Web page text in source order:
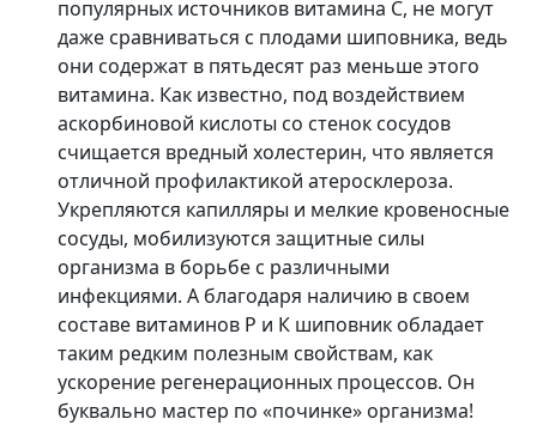
популярных источников витамина С, не могут
даже сравниваться с плодами шиповника, ведь
они содержат в пятьдесят раз меньше этого
витамина. Как известно, под воздействием
аскорбиновой кислоты со стенок сосудов
счищается вредный холестерин, что является
отличной профилактикой атеросклероза.
Укрепляются капилляры и мелкие кровеносные
сосуды, мобилизуются защитные силы
организма в борьбе с различными
инфекциями. А благодаря наличию в своем
составе витаминов Р и К шиповник обладает
таким редким полезным свойствам, как
ускорение регенерационных процессов. Он
буквально мастер по «починке» организма!